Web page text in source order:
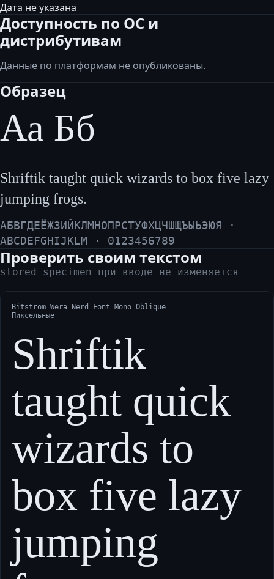
Дата не указана
Доступность по ОС и
дистрибутивам
Данные по платформам не опубликованы.
Образец
Аа Бб
Shriftik taught quick wizards to box five lazy
jumping frogs.
АБВГДЕЁЖЗИЙКЛМНОПРСТУФХЦЧШЩЪЫЬЭЮЯ ·
ABCDEFGHIJKLM · 0123456789
Проверить своим текстом
stored specimen при вводе не изменяется
Bitstrom Wera Nerd Font Mono Oblique
Пиксельные
Shriftik
taught quick
wizards to
box five lazy
jumping